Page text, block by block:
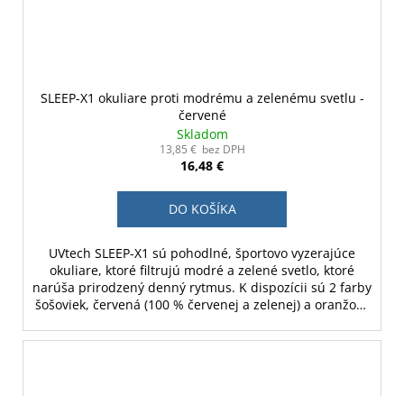
SLEEP-X1 okuliare proti modrému a zelenému svetlu -
červené
Skladom
13,85 € bez DPH
16,48 €
DO KOŠÍKA
UVtech SLEEP-X1 sú pohodlné, športovo vyzerajúce
okuliare, ktoré filtrujú modré a zelené svetlo, ktoré
narúša prirodzený denný rytmus. K dispozícii sú 2 farby
šošoviek, červená (100 % červenej a zelenej) a oranžová